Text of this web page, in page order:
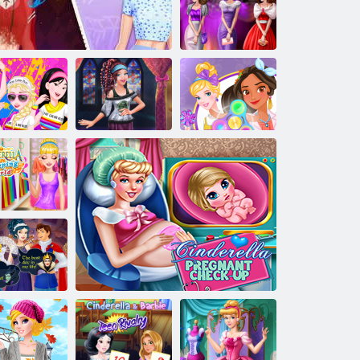
Súťaž drahá verzus lacná móda
Popoluškové
Vianoce
Princezná:
Glamorous
prom
Princezná:
farebný beh
Popoluška v
módnej krajine
Fidget princezná
spinner
Popoluška
po
svete
na darebný
princezná